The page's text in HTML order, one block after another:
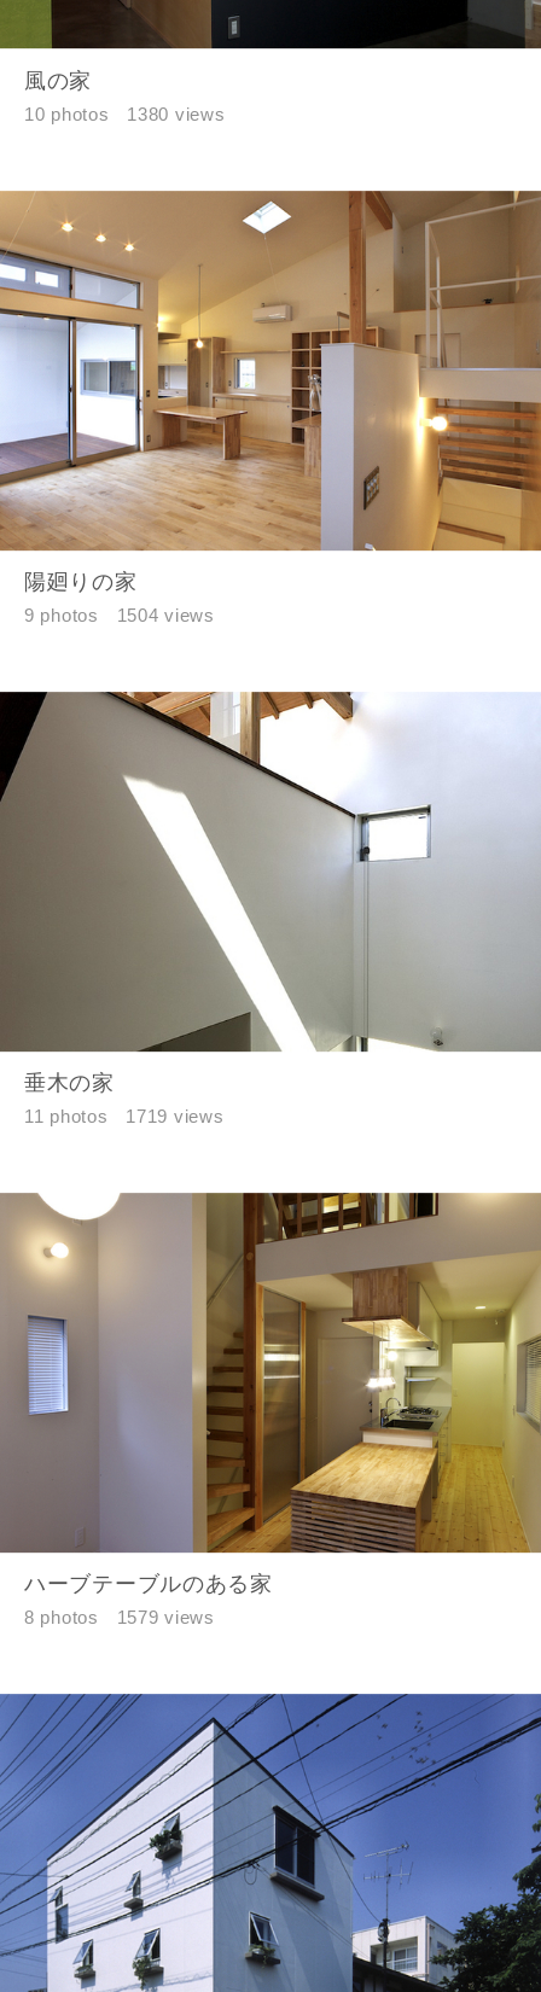
風の家
10 photos 1380 views
陽廻りの家
9 photos 1504 views
垂木の家
11 photos 1719 views
ハーブテーブルのある家
8 photos 1579 views
キャンセル